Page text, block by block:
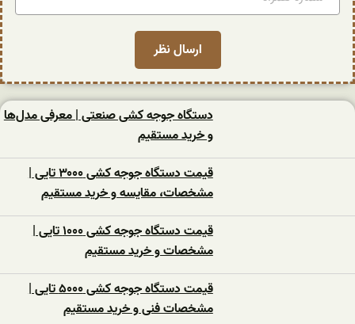
دستگاه جوجه کشی صنعتی | معرفی مدل‌ها
و خرید مستقیم
قیمت دستگاه جوجه کشی ۳۰۰۰ تایی |
مشخصات، مقایسه و خرید مستقیم
قیمت دستگاه جوجه کشی ۱۰۰۰ تایی |
مشخصات و خرید مستقیم
قیمت دستگاه جوجه کشی ۵۰۰۰ تایی |
مشخصات فنی و خرید مستقیم